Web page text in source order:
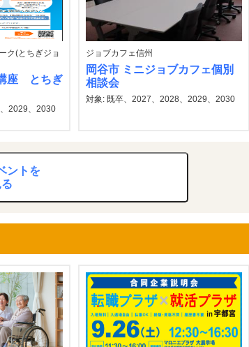
ク(とちぎジョ
座 とちぎ
2029、2030
ジョブカフェ信州
岡谷市 ミニジョブカフェ個別
相談会
対象: 既卒、2027、2028、2029、2030
ントを